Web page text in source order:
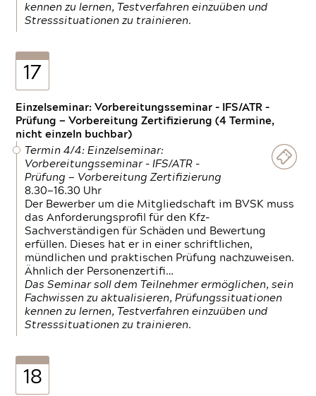
kennen zu lernen, Testverfahren einzuüben und
Stresssituationen zu trainieren.
17
Einzelseminar: Vorbereitungsseminar - IFS/ATR -
Prüfung — Vorbereitung Zertifizierung (4 Termine,
nicht einzeln buchbar)
Termin 4/4: Einzelseminar:
Vorbereitungsseminar - IFS/ATR -
Prüfung — Vorbereitung Zertifizierung
8.30—16.30 Uhr
Der Bewerber um die Mitgliedschaft im BVSK muss
das Anforderungsprofil für den Kfz-
Sachverständigen für Schäden und Bewertung
erfüllen. Dieses hat er in einer schriftlichen,
mündlichen und praktischen Prüfung nachzuweisen.
Ähnlich der Personenzertifi…
Das Seminar soll dem Teilnehmer ermöglichen, sein
Fachwissen zu aktualisieren, Prüfungssituationen
kennen zu lernen, Testverfahren einzuüben und
Stresssituationen zu trainieren.
18